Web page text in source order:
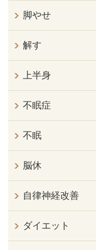
脚やせ
解す
上半身
不眠症
不眠
脳休
自律神経改善
ダイエット